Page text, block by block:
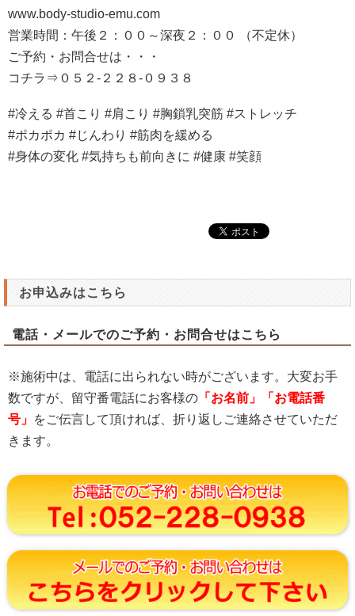
www.body-studio-emu.com
営業時間：午後２：００～深夜２：００ （不定休）
ご予約・お問合せは・・・
コチラ⇒０５２-２２８-０９３８
#冷える #首こり #肩こり #胸鎖乳突筋 #ストレッチ
#ポカポカ #じんわり #筋肉を緩める
#身体の変化 #気持ちも前向きに #健康 #笑顔
お申込みはこちら
電話・メールでのご予約・お問合せはこちら
※施術中は、電話に出られない時がございます。大変お手
数ですが、留守番電話にお客様の 「お名前」「お電話番
号」 をご伝言して頂ければ、折り返しご連絡させていただ
きます。